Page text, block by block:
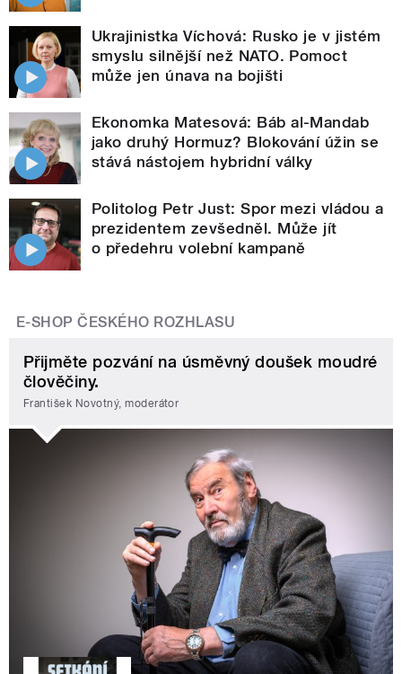
Ukrajinistka Víchová: Rusko je v jistém
smyslu silnější než NATO. Pomoct
může jen únava na bojišti
Ekonomka Matesová: Báb al-Mandab
jako druhý Hormuz? Blokování úžin se
stává nástojem hybridní války
Politolog Petr Just: Spor mezi vládou a
prezidentem zevšedněl. Může jít
o předehru volební kampaně
E-SHOP ČESKÉHO ROZHLASU
Přijměte pozvání na úsměvný doušek moudré
člověčiny.
František Novotný, moderátor